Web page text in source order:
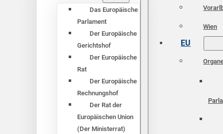
Das Europäische
Parlament
Der Europäische
Gerichtshof
Der Europäische
Rat
Der Europäische
Rechnungshof
Der Rat der
Europäischen Union
(Der Ministerrat)
Wien
EU